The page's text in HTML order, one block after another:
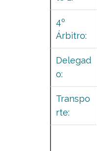
4º
Árbitro:
Delegad
o:
Transpo
rte: